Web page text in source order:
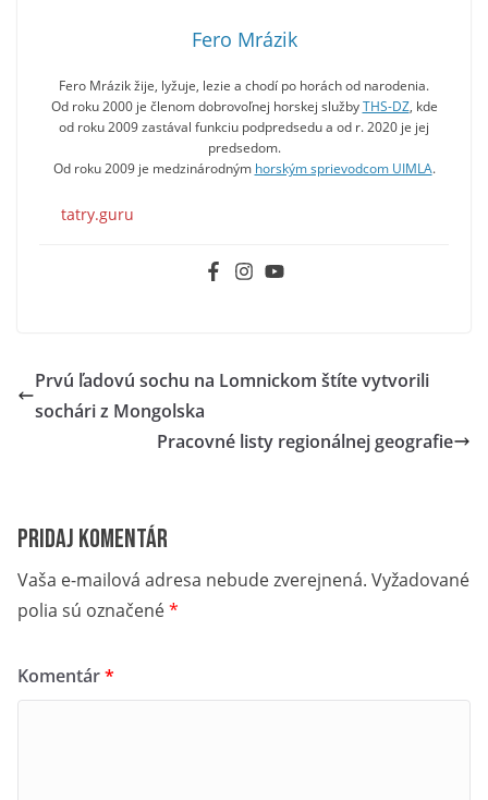
Fero Mrázik
Fero Mrázik žije, lyžuje, lezie a chodí po horách od narodenia.
Od roku 2000 je členom dobrovoľnej horskej službyTHS-DZ, kde
od roku 2009 zastával funkciu podpredsedu a od r. 2020 je jej
predsedom.
Od roku 2009 je medzinárodným horským sprievodcom UIMLA.
tatry.guru
Prvú ľadovú sochu na Lomnickom štíte vytvorili
sochári z Mongolska
Pracovné listy regionálnej geografie
Pridaj komentár
Vaša e-mailová adresa nebude zverejnená. Vyžadované
polia sú označené*
Komentár*